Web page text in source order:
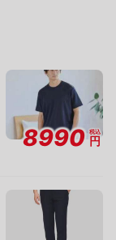
8990 税込
円